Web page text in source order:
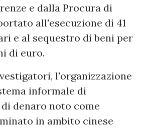
e dalla Procura di
all'esecuzione di 41
e al sequestro di beni per
di euro.
l'organizzazione
informale di
denaro noto come
in ambito cinese